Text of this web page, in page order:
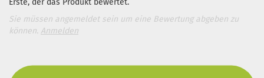
Erste, der das Produkt bewertet.
Sie müssen angemeldet sein um eine Bewertung abgeben zu
können. Anmelden